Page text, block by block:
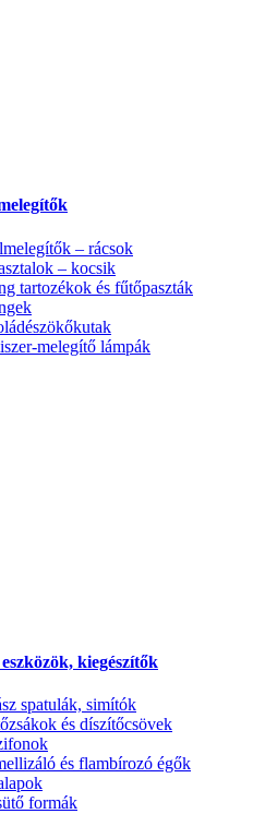
– rácsok
– kocsik
tartozékok és fűtőpaszták
melegítő lámpák
kiegészítők
spatulák, simítók
és díszítőcsövek
és flambírozó égők
formák